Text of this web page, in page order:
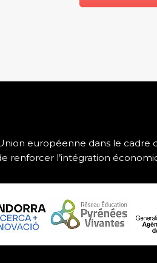
européenne dans le
renforcer l’intégration